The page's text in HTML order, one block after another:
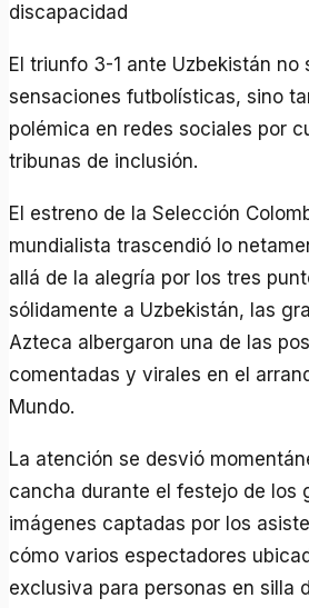
discapacidad
El triunfo 3-1 ante Uzbekistán no
sensaciones futbolísticas, sino
polémica en redes sociales por
tribunas de inclusión.
El estreno de la Selección
mundialista trascendió lo
allá de la alegría por los tres
sólidamente a Uzbekistán, las
Azteca albergaron una de las
comentadas y virales en el
Mundo.
La atención se desvió
cancha durante el festejo de los
imágenes captadas por los
cómo varios espectadores
exclusiva para personas en silla